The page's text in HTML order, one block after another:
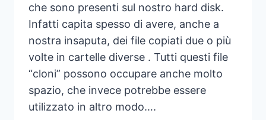
che sono presenti sul nostro hard disk.
Infatti capita spesso di avere, anche a
nostra insaputa, dei file copiati due o più
volte in cartelle diverse . Tutti questi file
“cloni” possono occupare anche molto
spazio, che invece potrebbe essere
utilizzato in altro modo….